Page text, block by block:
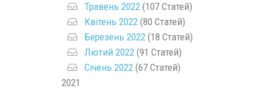
Травень 2022(107 Статей)
Квітень 2022(80 Статей)
Березень 2022(18 Статей)
Лютий 2022(91 Статей)
Січень 2022(67 Статей)
2021